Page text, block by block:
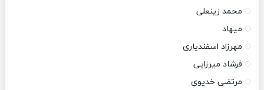
محمد زینعلی
میهاد
مهرزاد اسفندیاری
فرشاد میرزایی
مرتضی خدیوی